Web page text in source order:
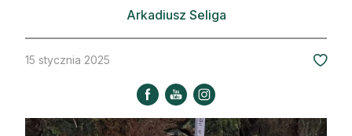
Nowe technologie
Kultura i historia
Strefa eksperta
Arkadiusz Seliga
15 stycznia 2025